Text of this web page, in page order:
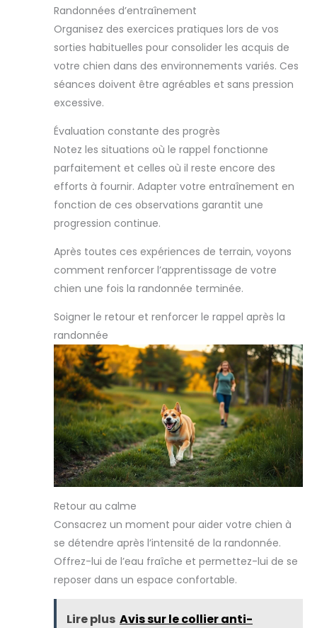
Randonnées d’entraînement
Organisez des exercices pratiques lors de vos
sorties habituelles pour consolider les acquis de
votre chien dans des environnements variés. Ces
séances doivent être agréables et sans pression
excessive.
Évaluation constante des progrès
Notez les situations où le rappel fonctionne
parfaitement et celles où il reste encore des
efforts à fournir. Adapter votre entraînement en
fonction de ces observations garantit une
progression continue.
Après toutes ces expériences de terrain, voyons
comment renforcer l’apprentissage de votre
chien une fois la randonnée terminée.
Soigner le retour et renforcer le rappel après la
randonnée
Retour au calme
Consacrez un moment pour aider votre chien à
se détendre après l’intensité de la randonnée.
Offrez-lui de l’eau fraîche et permettez-lui de se
reposer dans un espace confortable.
Lire plus Avis sur le collier anti-